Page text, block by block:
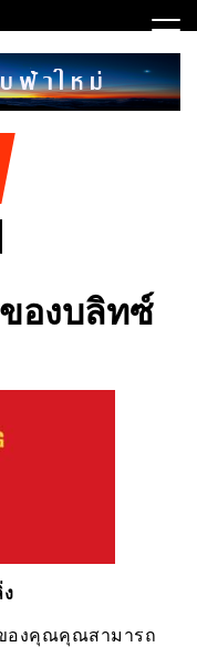
องบลิทซ์
องคุณคุณสามารถ